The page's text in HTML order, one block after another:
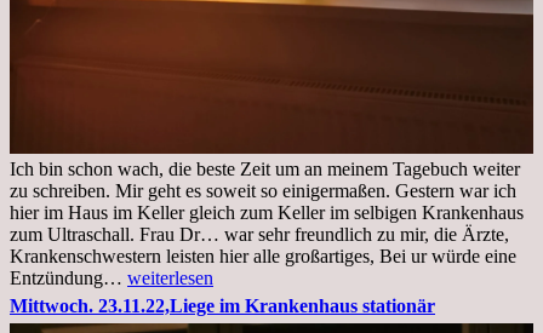
Ich bin schon wach, die beste Zeit um an meinem Tagebuch weiter
zu schreiben. Mir geht es soweit so einigermaßen. Gestern war ich
hier im Haus im Keller gleich zum Keller im selbigen Krankenhaus
zum Ultraschall. Frau Dr… war sehr freundlich zu mir, die Ärzte,
Krankenschwestern leisten hier alle großartiges, Bei ur würde eine
Entzündung… Freitag,
25.11.2022
Kleines
weiterlesen
Mittwoch. 23.11.22,Liege im Krankenhaus stationär